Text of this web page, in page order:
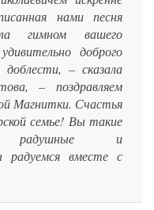
нами песня
гимном вашего
доброго
– сказала
– поздравляем
Магнитки. Счастья
семье! Вы такие
радушные и
вместе с